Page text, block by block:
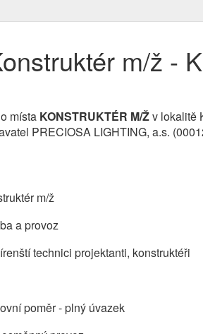
m/ž -
místa KONSTRUKTÉR M/Žv lokalitě
PRECIOSA LIGHTING, a.s.
m/ž
a provoz
technici projektanti, konstruktéři
poměr - plný úvazek